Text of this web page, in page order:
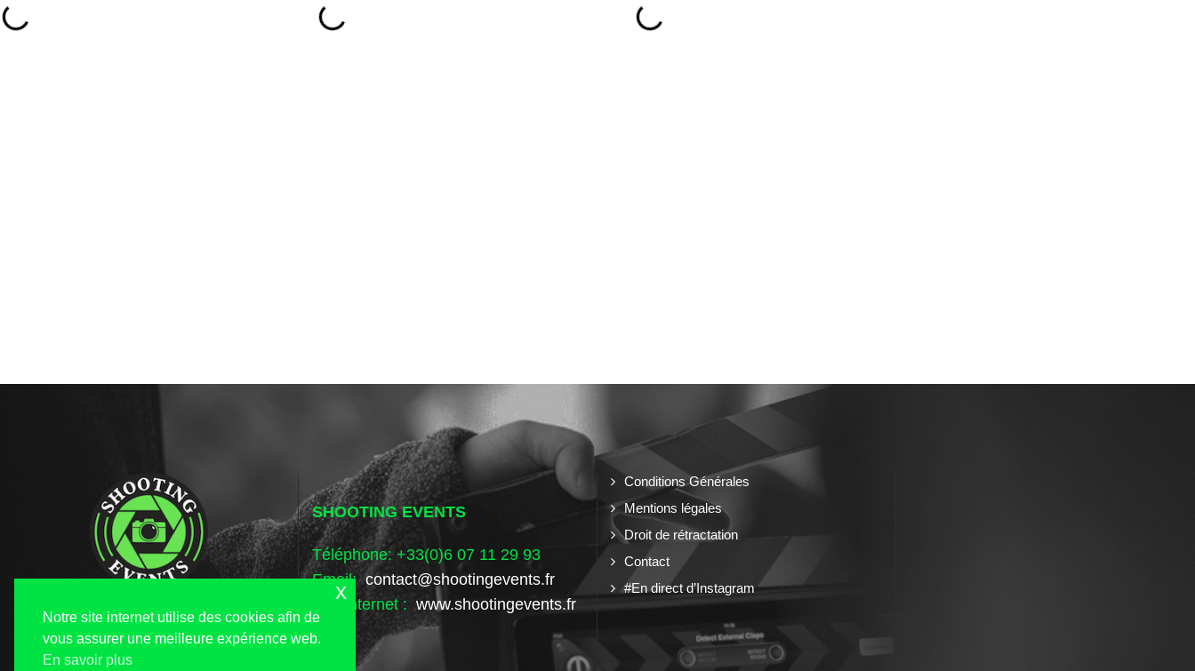
SHOOTING EVENTS
Téléphone: +33(0)6 07 11 29 93
Email:contact@shootingevents.fr
Site Internet : www.shootingevents.fr
Conditions Générales
Mentions légales
Droit de rétractation
Contact
#En direct d’Instagram
Notre site internet utilise des cookies afin de
vous assurer une meilleure expérience web.
En savoir plus
x